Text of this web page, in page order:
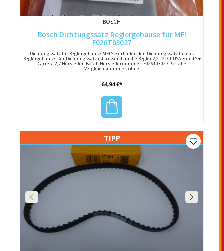
BOSCH
Bosch Dichtungssatz Reglergehäuse für MFI
F026T03027
Dichtungssatz für Reglergehäuse MFI Sie erhalten den Dichtungssatz für das
Reglergehäuse. Der Dichtungssatz ist passend für die Regler 2,2 - 2,7 T USA E und S +
Carrera 2,7 Hersteller: Bosch Herstellernummer: F026T03027 Porsche
Vergleichsnummer: ohne
64,94 €*
TIPP